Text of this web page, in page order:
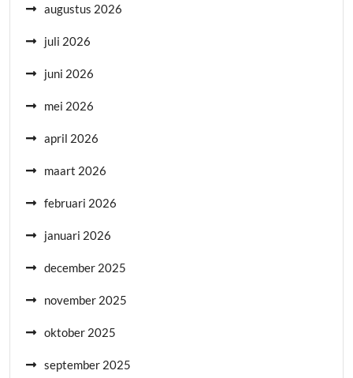
augustus 2026
juli 2026
juni 2026
mei 2026
april 2026
maart 2026
februari 2026
januari 2026
december 2025
november 2025
oktober 2025
september 2025